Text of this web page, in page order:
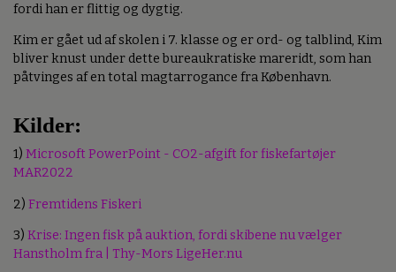
fordi han er flittig og dygtig.
Kim er gået ud af skolen i 7. klasse og er ord- og talblind, Kim
bliver knust under dette bureaukratiske mareridt, som han
påtvinges af en total magtarrogance fra København.
Kilder:
1) Microsoft PowerPoint - CO2-afgift for fiskefartøjer
MAR2022
2) Fremtidens Fiskeri
3) Krise: Ingen fisk på auktion, fordi skibene nu vælger
Hanstholm fra | Thy-Mors LigeHer.nu